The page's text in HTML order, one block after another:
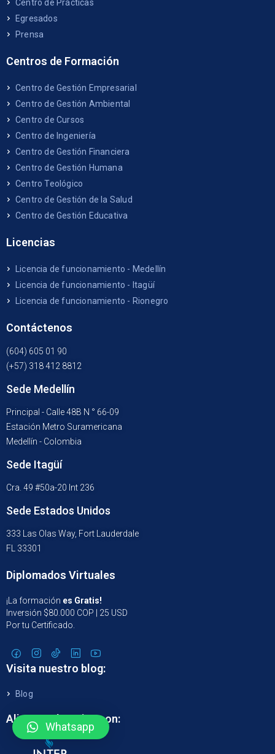
Centro de Prácticas
Egresados
Prensa
Centros de Formación
Centro de Gestión Empresarial
Centro de Gestión Ambiental
Centro de Cursos
Centro de Ingeniería
Centro de Gestión Financiera
Centro de Gestión Humana
Centro Teológico
Centro de Gestión de la Salud
Centro de Gestión Educativa
Licencias
Licencia de funcionamiento - Medellín
Licencia de funcionamiento - Itagüí
Licencia de funcionamiento - Rionegro
Contáctenos
(604) 605 01 90
(+57) 318 412 8812
Sede Medellín
Principal - Calle 48B N ° 66-09
Estación Metro Suramericana
Medellín - Colombia
Sede Itagüí
Cra. 49 #50a-20 Int 236
Sede Estados Unidos
333 Las Olas Way, Fort Lauderdale
FL 33301
Diplomados Virtuales
¡La formación es Gratis!
Inversión $80.000 COP | 25 USD
Por tu Certificado.
Visita nuestro blog:
Blog
Alianza educativa con:
Whatsapp